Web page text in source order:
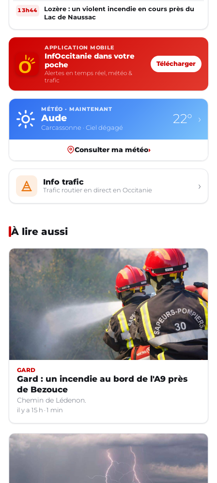
13h44
Lozère : un violent incendie en cours près du
Lac de Naussac
APPLICATION MOBILE
InfOccitanie dans votre
poche
Alertes en temps réel, météo &
trafic
Télécharger
MÉTÉO · MAINTENANT
Aude
Carcassonne · Ciel dégagé
22° ›
Consulter ma météo›
Info trafic
Trafic routier en direct en Occitanie ›
À lire aussi
GARD
Gard : un incendie au bord de l'A9 près
de Bezouce
Chemin de Lédenon.
il y a 15 h 1 min